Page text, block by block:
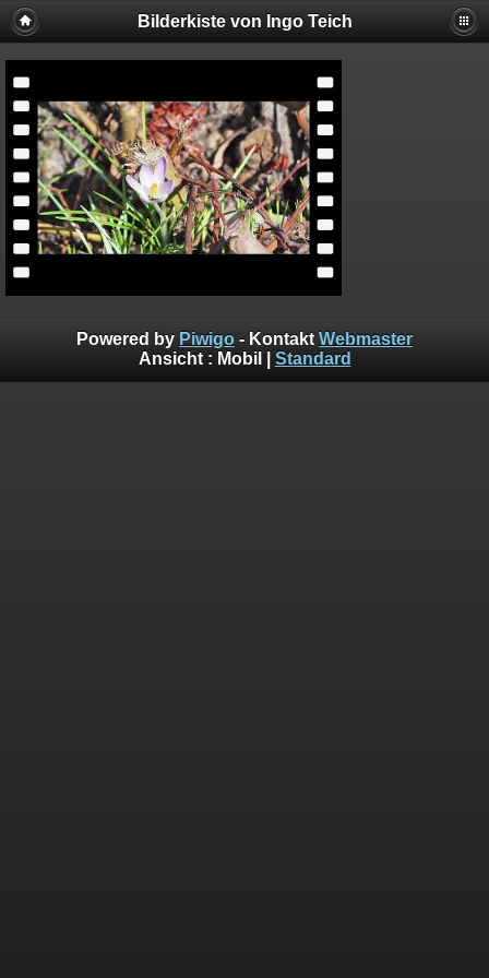
Bilderkiste von Ingo Teich
Powered by Piwigo - Kontakt Webmaster
Ansicht : Mobil Standard